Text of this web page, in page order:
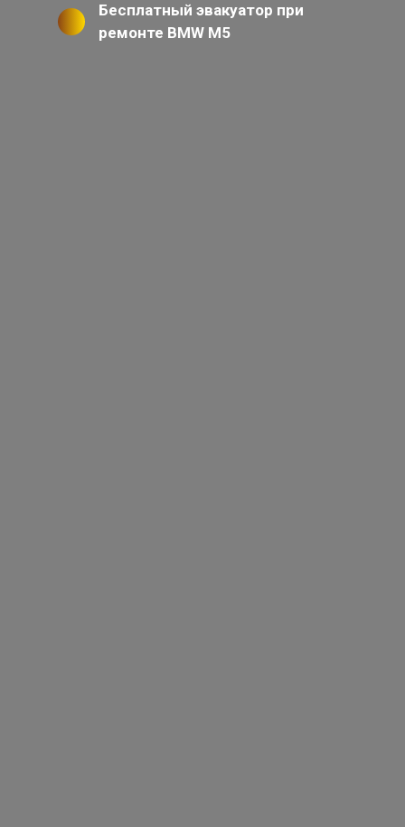
Бесплатный эвакуатор при
ремонте BMW M5